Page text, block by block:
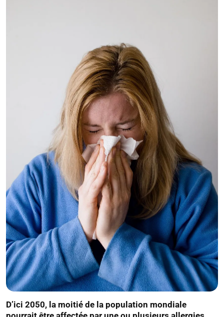
D’ici 2050, la moitié de la population mondiale